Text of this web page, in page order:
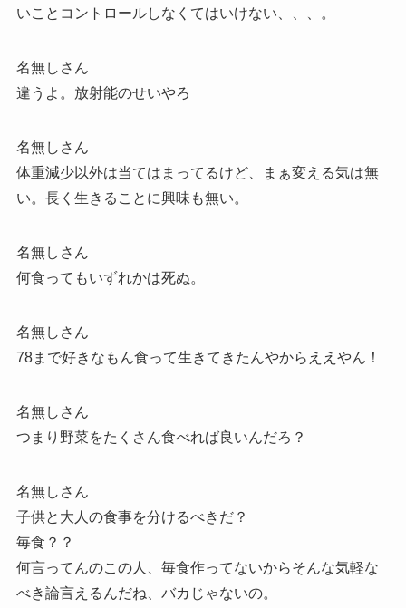
いことコントロールしなくてはいけない、、、。
名無しさん
違うよ。放射能のせいやろ
名無しさん
体重減少以外は当てはまってるけど、まぁ変える気は無
い。長く生きることに興味も無い。
名無しさん
何食ってもいずれかは死ぬ。
名無しさん
78まで好きなもん食って生きてきたんやからええやん！
名無しさん
つまり野菜をたくさん食べれば良いんだろ？
名無しさん
子供と大人の食事を分けるべきだ？
毎食？？
何言ってんのこの人、毎食作ってないからそんな気軽な
べき論言えるんだね、バカじゃないの。